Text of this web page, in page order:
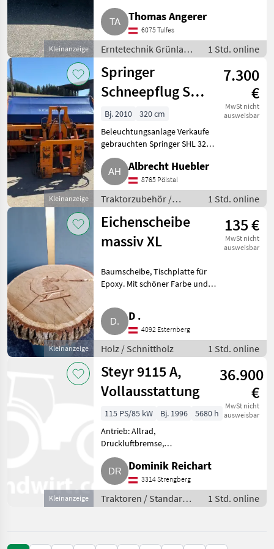
Kleinanzeige
Trockenen gestanden und top
gepflegt. Erntetechnik
Grünland Mähwerke
Thomas Angerer
6075 Tulfes
Erntetechnik Grünland
/ Mähwerke
1 Std. online
Kleinanzeige
Springer
Schneepflug SHL
3205-3
7.300
€
MwSt nicht
ausweisbar
Bj. 2010
320 cm
Beleuchtungsanlage Verkaufe
gebrauchten Springer SHL 3205-
3 Schneepflug in Top-Zustand.
Mit Gleitkufen oder
Stützrädern. Inkl.
Schneestaubschutz. Breite 3, 2
m (3-tei
Albrecht Huebler
8765 Pölstal
Traktorzubehör /
Schneepflüge
1 Std. online
Kleinanzeige
Eichenscheibe
massiv XL
135 €
MwSt nicht
ausweisbar
Baumscheibe, Tischplatte für
Epoxy. Mit schöner Farbe und
95 mm, plan. CNC. Eyecatcher
als kl. Beistell- und Couchtisch.
Abholung und
D .
4092 Esternberg
Holz / Schnittholz 1 Std. online
Kleinanzeige
Steyr 9115 A,
Vollausstattung
36.900
€
MwSt nicht
ausweisbar
115 PS/85 kW Bj. 1996
5680 h
Antrieb: Allrad,
Druckluftbremse,
Fronthydraulik, Frontzapfwelle,
Klimaanlage, Plattform: Kabine,
Getriebeart Landmaschine:
Lastschaltgetriebe, EHR,
Luftsitz, 4-Rad Bremse, dr
Dominik Reichart
3314 Strengberg
Traktoren / Standard
Traktoren
1 Std. online